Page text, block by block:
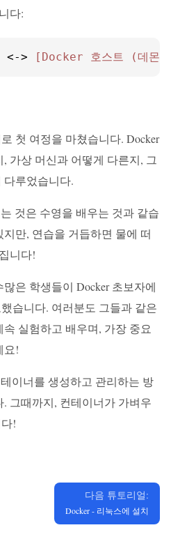
다:
<-> [Docker 호스트 (데몬
첫 여정을 마쳤습니다. Docker
가상 머신과 어떻게 다른지, 그
다루었습니다.
것은 수영을 배우는 것과 같습
만, 연습을 거듭하면 물에 떠
니다!
은 학생들이 Docker 초보자에
습니다. 여러분도 그들과 같은
실험하고 배우며, 가장 중요
요!
이너를 생성하고 관리하는 방
그때까지, 컨테이너가 가벼우
!
다음 튜토리얼:
Docker - 리눅스에 설치